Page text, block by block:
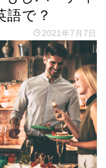
で？
2021年7月7日